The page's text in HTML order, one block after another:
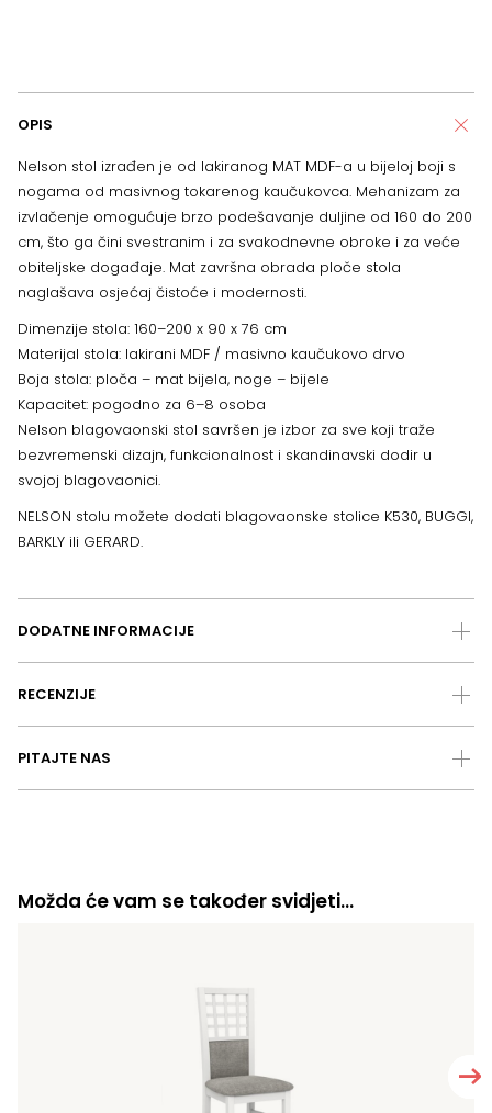
OPIS
Nelson stol izrađen je od lakiranog MAT MDF-a u bijeloj boji s
nogama od masivnog tokarenog kaučukovca. Mehanizam za
izvlačenje omogućuje brzo podešavanje duljine od 160 do 200
cm, što ga čini svestranim i za svakodnevne obroke i za veće
obiteljske događaje. Mat završna obrada ploče stola
naglašava osjećaj čistoće i modernosti.
Dimenzije stola: 160–200 x 90 x 76 cm
Materijal stola: lakirani MDF / masivno kaučukovo drvo
Boja stola: ploča – mat bijela, noge – bijele
Kapacitet: pogodno za 6–8 osoba
Nelson blagovaonski stol savršen je izbor za sve koji traže
bezvremenski dizajn, funkcionalnost i skandinavski dodir u
svojoj blagovaonici.
NELSON stolu možete dodati blagovaonske stolice K530, BUGGI,
BARKLY ili GERARD.
DODATNE INFORMACIJE
RECENZIJE
PITAJTE NAS
Možda će vam se također svidjeti…